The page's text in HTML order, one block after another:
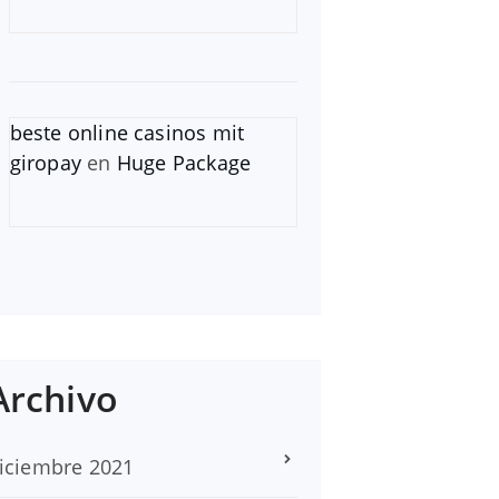
beste online casinos mit
giropayen Huge Package
2021